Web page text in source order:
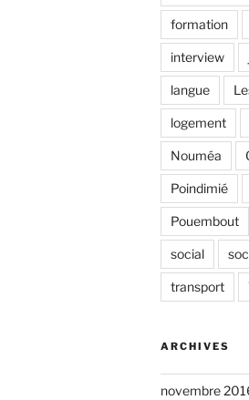
formation
interview
langue
logement
Nouméa
Poindimié
Pouembout
social
transport
ARCHIVES
novembre